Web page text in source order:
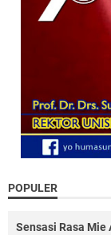
POPULER
Sensasi Rasa Mie